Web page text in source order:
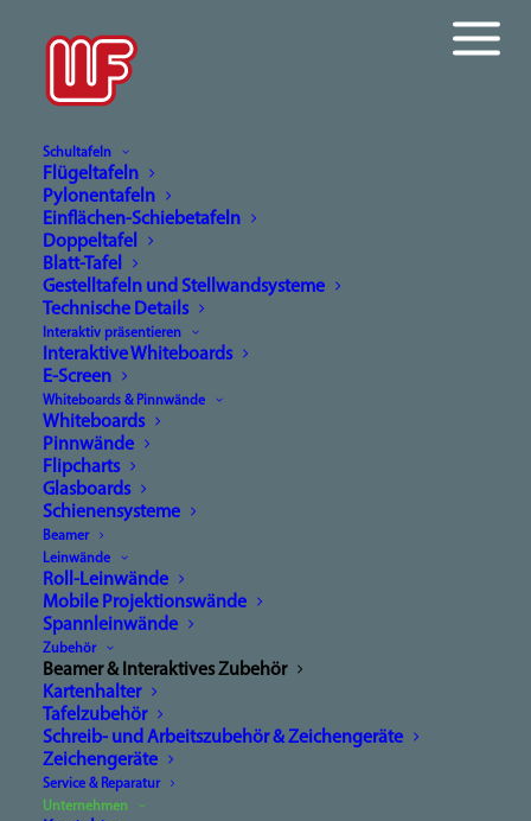
Schultafeln
Flügeltafeln
Pylonentafeln
Einflächen-Schiebetafeln
Doppeltafel
Blatt-Tafel
Gestelltafeln und Stellwandsysteme
Technische Details
Interaktiv präsentieren
Interaktive Whiteboards
E-Screen
Whiteboards & Pinnwände
Whiteboards
Pinnwände
Flipcharts
Glasboards
Schienensysteme
Beamer
Leinwände
Roll-Leinwände
Mobile Projektionswände
Spannleinwände
Zubehör
Beamer & Interaktives Zubehör
Kartenhalter
Tafelzubehör
Schreib- und Arbeitszubehör & Zeichengeräte
Zeichengeräte
Service & Reparatur
Unternehmen
Ansprechpartner